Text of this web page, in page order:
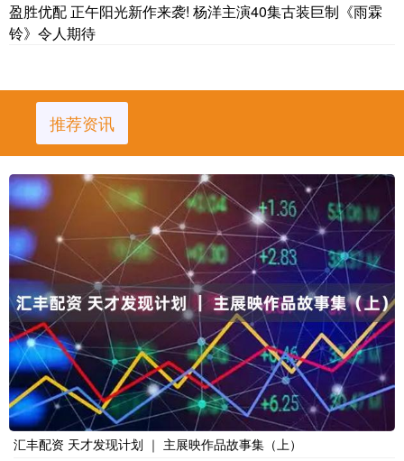
盈胜优配 正午阳光新作来袭! 杨洋主演40集古装巨制《雨霖
铃》令人期待
推荐资讯
汇丰配资 天才发现计划 ｜ 主展映作品故事集（上）